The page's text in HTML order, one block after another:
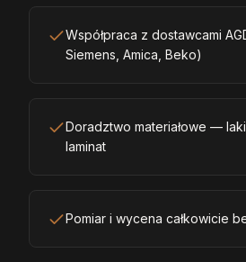
Współpraca z dostawcami
Siemens, Amica, Beko)
Doradztwo materiałowe —
laminat
Pomiar i wycena całkowicie